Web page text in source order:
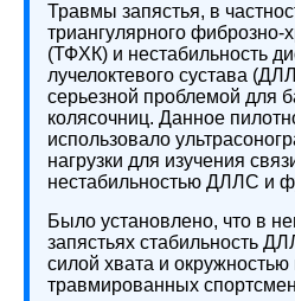
Травмы запястья, в
триангулярного фиброзно-
(ТФХК) и нестабильность
лучелоктевого сустава
серьезной проблемой для
колясочниц. Данное
использовало
нагрузки для изучения
нестабильностью ДЛЛС и
Было установлено, что в
запястьях стабильность
силой хвата и
травмированных